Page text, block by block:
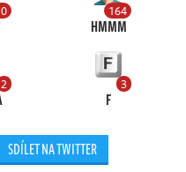
164
HMMM
2 3
F
SDÍLET NA TWITTER